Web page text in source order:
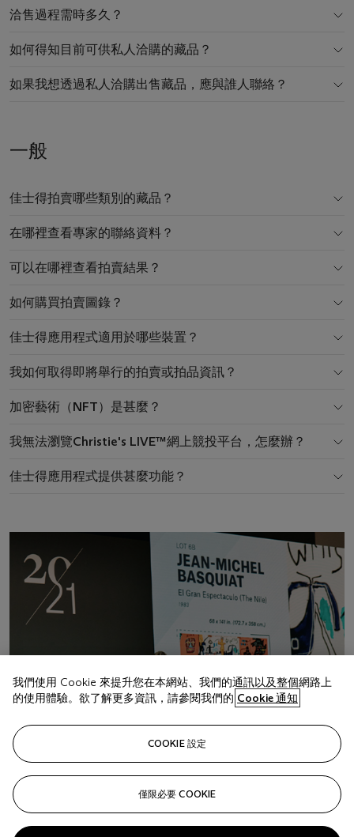
洽售過程需時多久？
如何得知目前可供私人洽購的藏品？
如果我想透過私人洽購出售藏品，應與誰人聯絡？
一般
佳士得拍賣哪些類別的藏品？
在哪裡查看專家的聯絡資料？
可以在哪裡查看拍賣結果？
如何購買拍賣圖錄？
佳士得應用程式適用於哪些裝置？
我如何取得即將舉行的拍賣或拍品資訊？
加密藝術（NFT）是甚麼？
我無法瀏覽Christie's LIVE™網上競投平台，怎麼辦？
佳士得應用程式提供甚麼功能？
Auction glossary
From gavels to paddles, an A–Z of auction-world
terminology
我們使用 Cookie 來提升您在本網站、我們的通訊以及整個網路上
的使用體驗。欲了解更多資訊，請參閱我們的 Cookie 通知
COOKIE 設定
僅限必要 COOKIE